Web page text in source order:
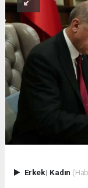
Erkek| Kadın